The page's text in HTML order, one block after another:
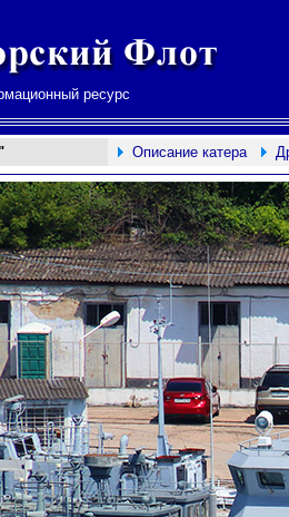
ресурс
Описание катера